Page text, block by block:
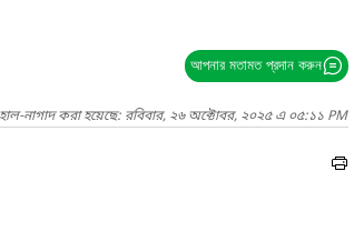
আপনার মতামত প্রদান করুন
নাগাদ করা হয়েছে: রবিবার, ২৬ অক্টোবর, ২০২৫ এ ০৫:১১ PM